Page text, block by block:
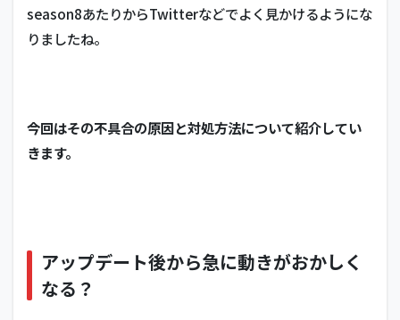
season8あたりからTwitterなどでよく見かけるようにな
りましたね。
今回はその不具合の原因と対処方法について紹介してい
きます。
アップデート後から急に動きがおかしく
なる？